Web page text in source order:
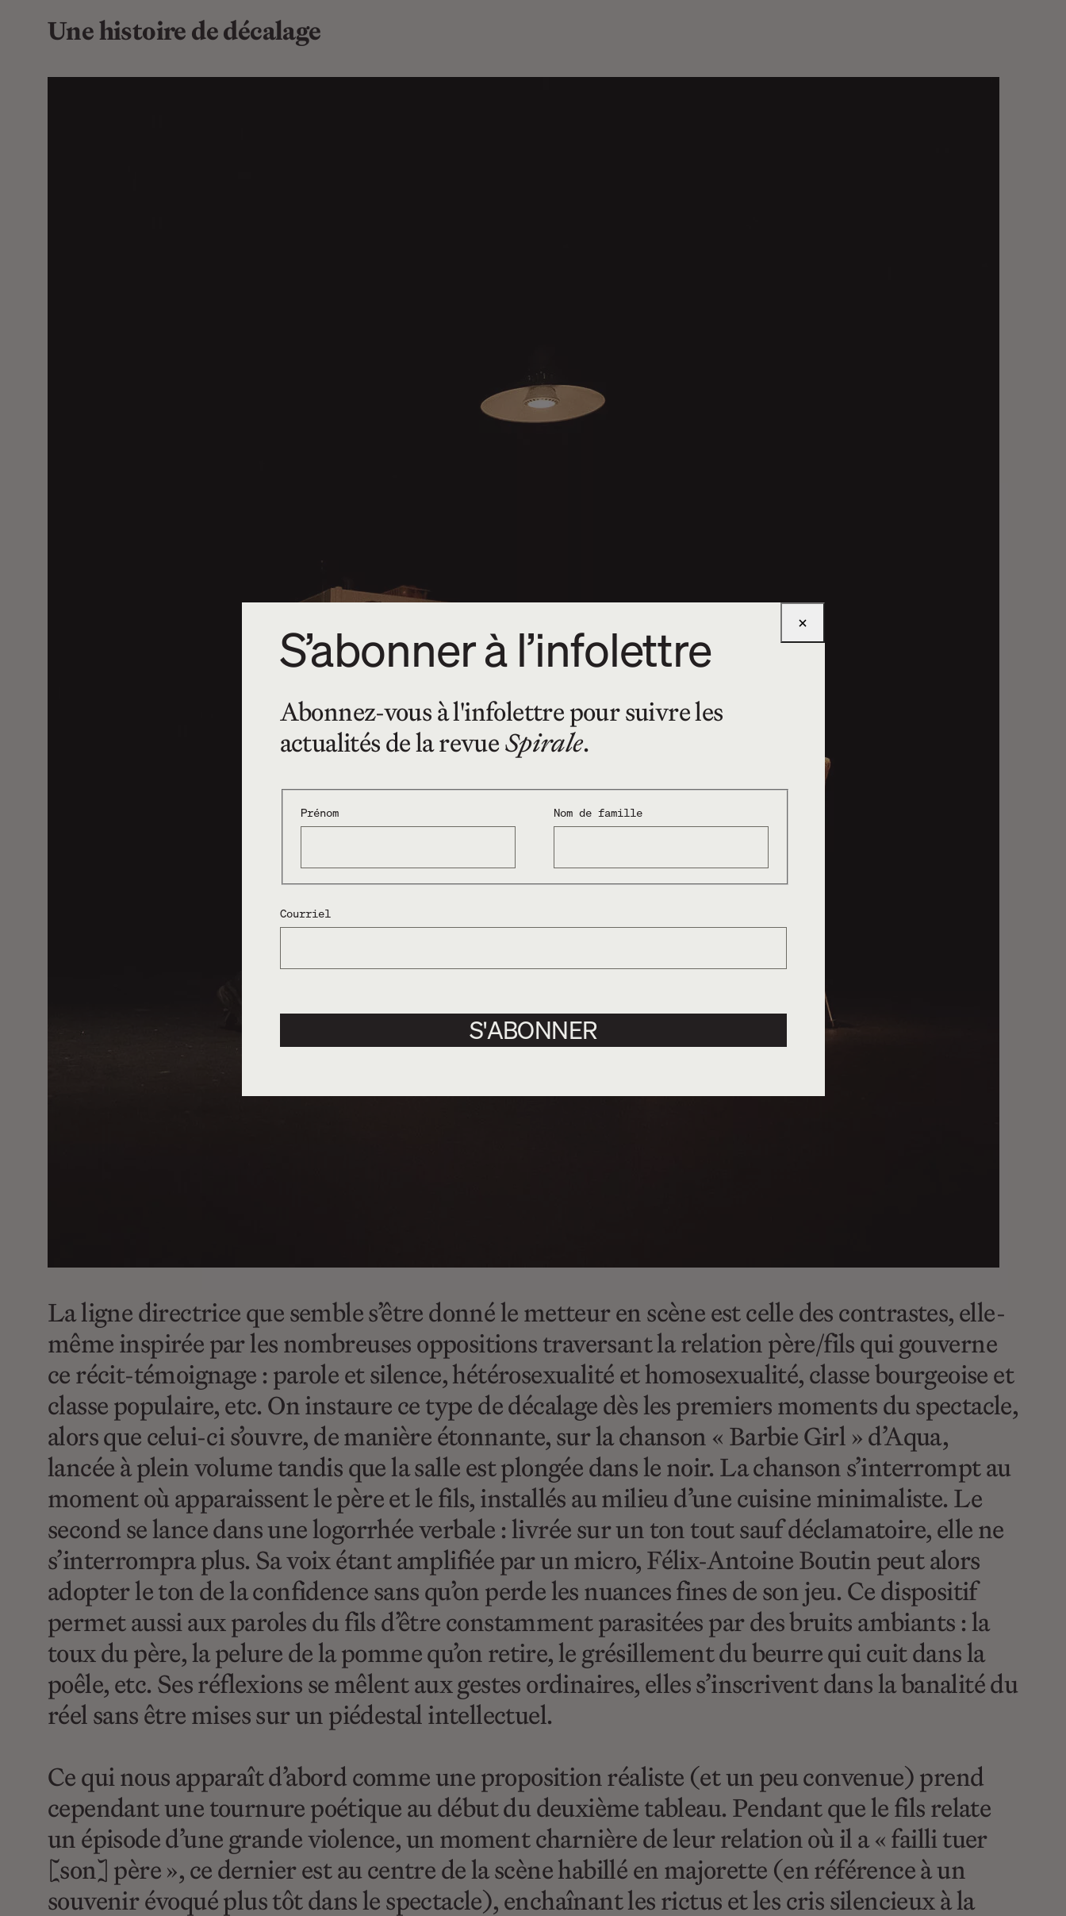
Une histoire de décalage
La ligne directrice que semble s’être donné le metteur en scène est celle des contrastes, elle-
même inspirée par les nombreuses oppositions traversant la relation père/fils qui gouverne
ce récit-témoignage : parole et silence, hétérosexualité et homosexualité, classe bourgeoise et
classe populaire, etc. On instaure ce type de décalage dès les premiers moments du spectacle,
alors que celui-ci s’ouvre, de manière étonnante, sur la chanson « Barbie Girl » d’Aqua,
lancée à plein volume tandis que la salle est plongée dans le noir. La chanson s’interrompt au
moment où apparaissent le père et le fils, installés au milieu d’une cuisine minimaliste. Le
second se lance dans une logorrhée verbale : livrée sur un ton tout sauf déclamatoire, elle ne
s’interrompra plus. Sa voix étant amplifiée par un micro, Félix-Antoine Boutin peut alors
adopter le ton de la confidence sans qu’on perde les nuances fines de son jeu. Ce dispositif
permet aussi aux paroles du fils d’être constamment parasitées par des bruits ambiants : la
toux du père, la pelure de la pomme qu’on retire, le grésillement du beurre qui cuit dans la
poêle, etc. Ses réflexions se mêlent aux gestes ordinaires, elles s’inscrivent dans la banalité du
réel sans être mises sur un piédestal intellectuel.
Ce qui nous apparaît d’abord comme une proposition réaliste (et un peu convenue) prend
cependant une tournure poétique au début du deuxième tableau. Pendant que le fils relate
un épisode d’une grande violence, un moment charnière de leur relation où il a « failli tuer
[son] père », ce dernier est au centre de la scène habillé en majorette (en référence à un
souvenir évoqué plus tôt dans le spectacle), enchaînant les rictus et les cris silencieux à la
×
S’abonner à l’infolettre
Abonnez-vous à l'infolettre pour suivre les
actualités de la revueSpirale.
Prénom Nom de famille
Courriel
S'ABONNER